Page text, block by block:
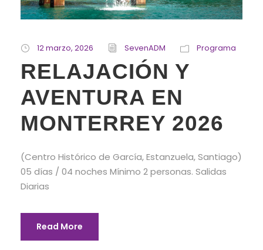
12 marzo, 2026 SevenADM Programa
RELAJACIÓN Y
AVENTURA EN
MONTERREY 2026
(Centro Histórico de García, Estanzuela, Santiago)
05 días / 04 noches Mínimo 2 personas. Salidas
Diarias
Read More